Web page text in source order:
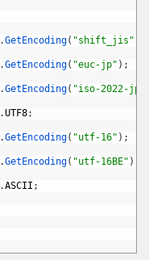
.GetEncoding( "shift_jis"
.GetEncoding( "euc-jp" ) ;
.GetEncoding( "iso-2022-jp"
.UTF8;
.GetEncoding( "utf-16" ) ;
.GetEncoding( "utf-16BE" )
.ASCII ;